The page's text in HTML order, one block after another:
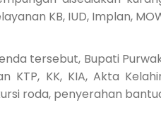
KB, IUD, Implan,
tersebut, Bupati
KTP, KK, KIA, Akta
roda, penyerahan